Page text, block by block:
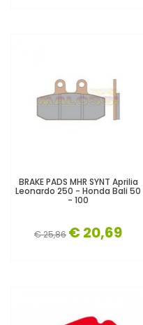
BRAKE PADS MHR SYNT Aprilia
Leonardo 250 - Honda Bali 50
- 100
€ 25,86 € 20,69